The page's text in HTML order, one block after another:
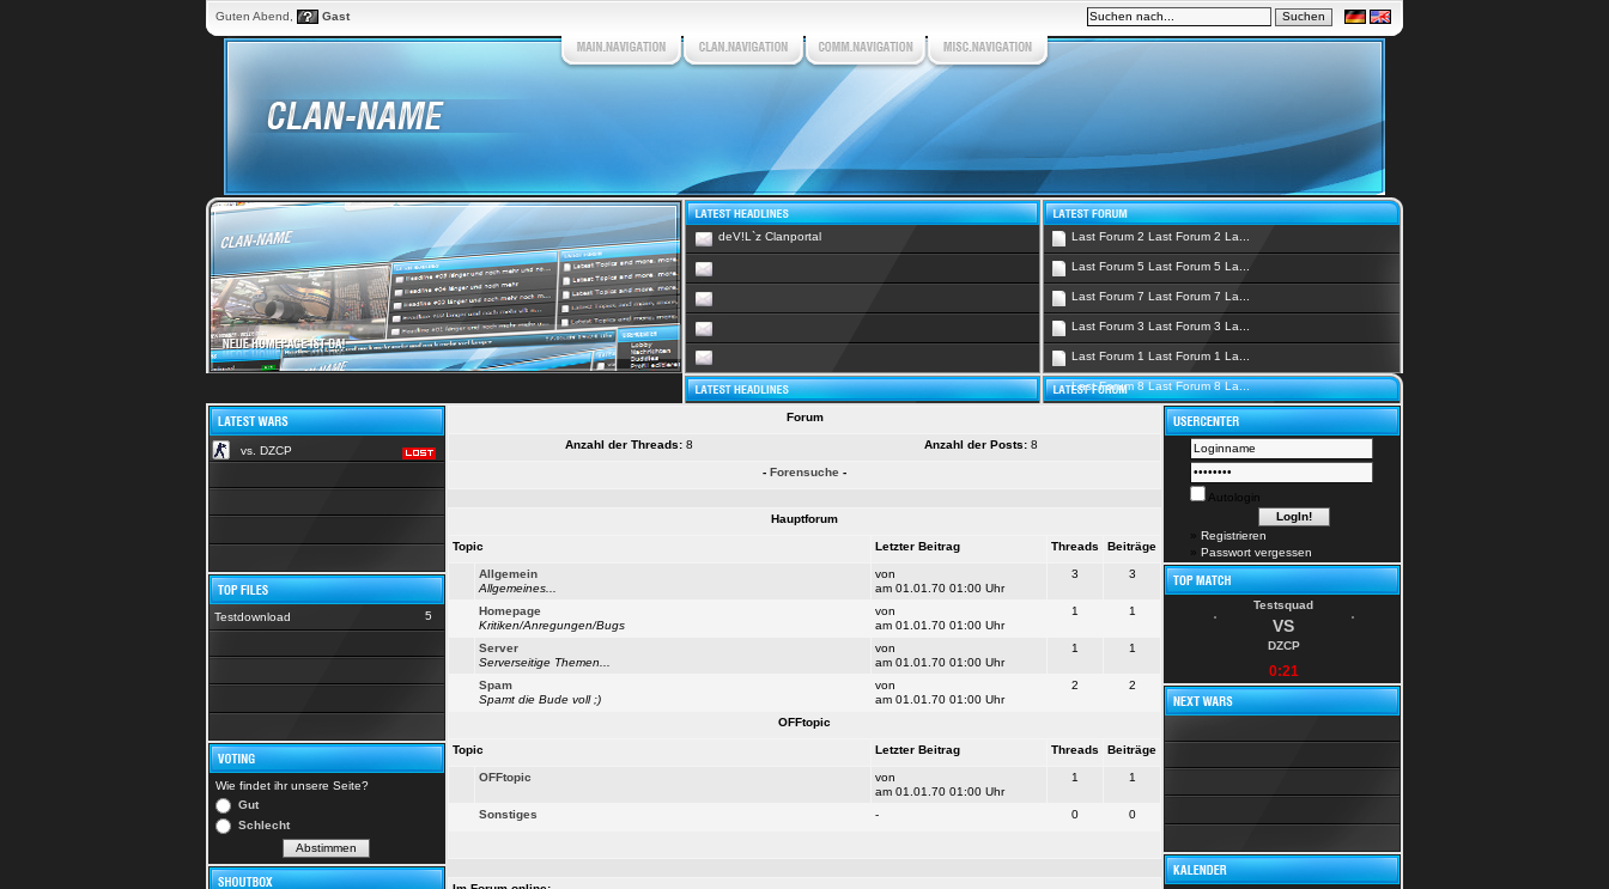
Guten Abend, Gast
deV!L`z Clanportal Last Forum 2 Last Forum 2 La...
Last Forum 5 Last Forum 5 La...
Last Forum 7 Last Forum 7 La...
Last Forum 3 Last Forum 3 La...
Last Forum 1 Last Forum 1 La...
Last Forum 8 Last Forum 8 La...
vs. DZCP
Testdownload 5
Wie findet ihr unsere Seite?
Gut
Schlecht
Forum
Anzahl der Threads:8 Anzahl der Posts:8
- Forensuche -
Hauptforum
Topic Letzter Beitrag Threads Beiträge
Allgemein
Allgemeines...
von
am 01.01.70 01:00 Uhr
3 3
Homepage
Kritiken/Anregungen/Bugs
von
am 01.01.70 01:00 Uhr
1 1
Server
Serverseitige Themen...
von
am 01.01.70 01:00 Uhr
1 1
Spam
Spamt die Bude voll ;)
von
am 01.01.70 01:00 Uhr
2 2
OFFtopic
Topic Letzter Beitrag Threads Beiträge
OFFtopic
von
am 01.01.70 01:00 Uhr
1 1
Sonstiges - 0 0
Autologin
» Registrieren
» Passwort vergessen
Testsquad
VS
DZCP
0:21